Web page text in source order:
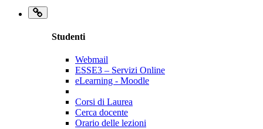
Studenti
Webmail
ESSE3 – Servizi Online
eLearning - Moodle
Corsi di Laurea
Cerca docente
Orario delle lezioni